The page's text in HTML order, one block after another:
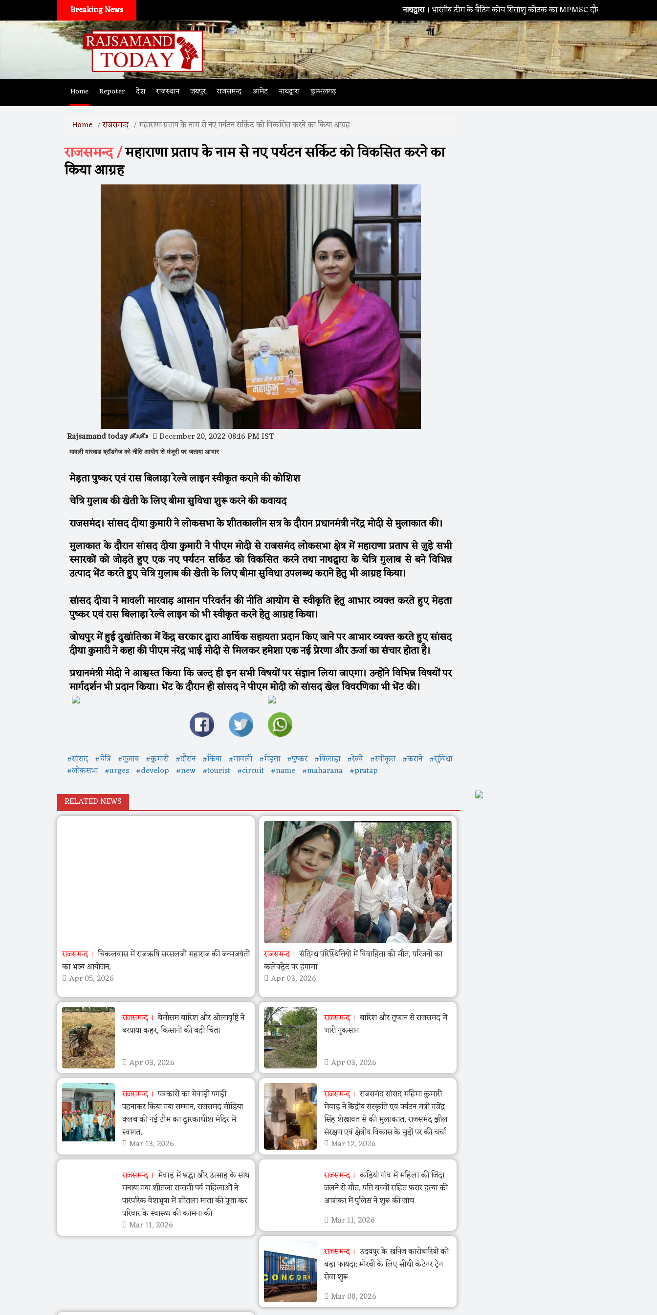
Breaking News । भारतीय टीम के बैटिंग कोच सितांशु कोटक का MPMSC दौरा, युवा क्रिकेटरों को दिए
Home Repoter देश राजस्थान जयपुर राजसमन्द आमेट नाथद्वारा कुम्भलगढ़
Home राजसमन्द महाराणा प्रताप के नाम से नए पर्यटन सर्किट को विकसित करने का किया आग्रह
राजसमन्द /महाराणा प्रताप के नाम से नए पर्यटन सर्किट को विकसित करने का
किया आग्रह
Rajsamand today ✍️✍️ December 20, 2022 08:16 PM IST
मावली मारवाड ब्रॉडगेज को नीति आयोग से मंजूरी पर जताया आभार
मेड़ता पुष्कर एवं रास बिलाड़ा रेल्वे लाइन स्वीकृत कराने की कोशिश
चेत्रि गुलाब की खेती के लिए बीमा सुविधा शुरू करने की कवायद
राजसमंद। सांसद दीया कुमारी ने लोकसभा के शीतकालीन सत्र के दौरान प्रधानमंत्री नरेंद्र मोदी से मुलाकात की।
मुलाकात के दौरान सांसद दीया कुमारी ने पीएम मोदी से राजसमंद लोकसभा क्षेत्र में महाराणा प्रताप से जुड़े सभी
स्मारकों को जोड़ते हुए एक नए पर्यटन सर्किट को विकसित करने तथा नाथद्वारा के चेत्रि गुलाब से बने विभिन्न
उत्पाद भेंट करते हुए चेत्रि गुलाब की खेती के लिए बीमा सुविधा उपलब्ध कराने हेतु भी आग्रह किया।
सांसद दीया ने मावली मारवाड़ आमान परिवर्तन की नीति आयोग से स्वीकृति हेतु आभार व्यक्त करते हुए मेड़ता
पुष्कर एवं रास बिलाड़ा रेल्वे लाइन को भी स्वीकृत करने हेतु आग्रह किया।
जोधपुर में हुई दुखांतिका में केंद्र सरकार द्वारा आर्थिक सहायता प्रदान किए जाने पर आभार व्यक्त करते हुए सांसद
दीया कुमारी ने कहा की पीएम नरेंद्र भाई मोदी से मिलकर हमेशा एक नई प्रेरणा और ऊर्जा का संचार होता है।
प्रधानमंत्री मोदी ने आश्वस्त किया कि जल्द ही इन सभी विषयों पर संज्ञान लिया जाएगा। उन्होंने विभिन्न विषयों पर
मार्गदर्शन भी प्रदान किया। भेंट के दौरान ही सांसद ने पीएम मोदी को सांसद खेल विवरणिका भी भेंट की।
#सांसद #चेत्रि #गुलाब #कुमारी #दौरान #किया #मावली #मेड़ता #पुष्कर #बिलाड़ा #रेल्वे #स्वीकृत #कराने #सुविधा
#लोकसभा #urges #develop #new #tourist #circuit #name #maharana #pratap
RELATED NEWS
राजसमन्द
चिकलवास में राजऋषि सरसलजी महाराज की जन्मजयंती
का भव्य आयोजन,
Apr 05, 2026
राजसमन्द
संदिग्ध परिस्थितियों में विवाहिता की मौत, परिजनों का
कलेक्ट्रेट पर हंगामा
Apr 03, 2026
राजसमन्द
बेमौसम बारिश और ओलावृष्टि ने
बरपाया कहर, किसानों की बढ़ी चिंता
Apr 03, 2026
राजसमन्द
बारिश और तूफान से राजसमंद में
भारी नुकसान
Apr 03, 2026
राजसमन्द
पत्रकारों का मेवाड़ी पगड़ी
पहनाकर किया गया सम्मान, राजसमंद मीडिया
क्लब की नई टीम का द्वारकाधीश मंदिर में
स्वागत,
Mar 13, 2026
राजसमन्द
राजसमंद सांसद महिमा कुमारी
मेवाड़ ने केंद्रीय संस्कृति एवं पर्यटन मंत्री गजेंद्र
सिंह शेखावत से की मुलाकात, राजसमंद झील
संरक्षण एवं क्षेत्रीय विकास के मुद्दों पर की चर्चा
Mar 12, 2026
राजसमन्द
मेवाड़ में श्रद्धा और उत्साह के साथ
मनाया गया शीतला सप्तमी पर्व महिलाओं ने
पारंपरिक वेशभूषा में शीतला माता की पूजा कर
परिवार के स्वास्थ्य की कामना की
Mar 11, 2026
राजसमन्द
कड़ियां गांव में महिला की जिंदा
जलने से मौत, पति बच्चों सहित फरार हत्या की
आशंका में पुलिस ने शुरू की जांच
Mar 11, 2026
राजसमन्द
उदयपुर के खनिज कारोबारियों को
बड़ा फायदा: मोरबी के लिए सीधी कंटेनर ट्रेन
सेवा शुरू
Mar 08, 2026